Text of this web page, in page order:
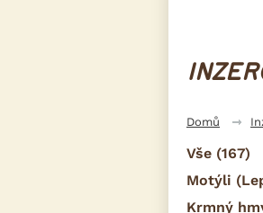
Domů
Vše (167)
Motýli
Krmný